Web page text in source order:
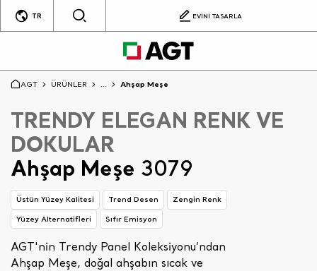
TR EVİNİ TASARLA
AGT ÜRÜNLER ... Ahşap Meşe
TRENDY ELEGAN RENK VE
DOKULAR
Ahşap Meşe 3079
Üstün Yüzey Kalitesi Trend Desen
Zengin Renk
Yüzey Alternatifleri
Sıfır Emisyon
AGT'nin Trendy Panel Koleksiyonu’ndan
Ahşap Meşe, doğal ahşabın sıcak ve